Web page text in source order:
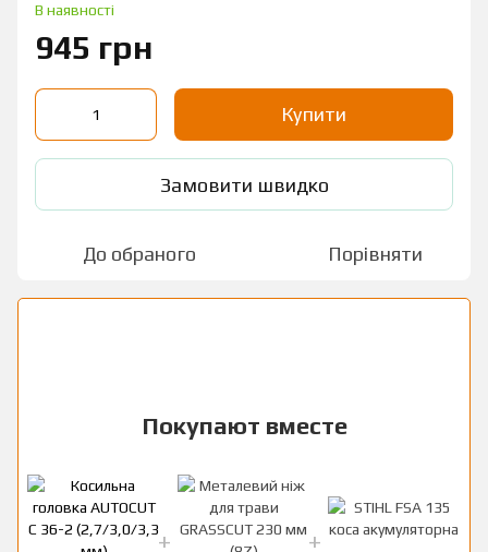
В наявності
945 грн
Купити
Замовити швидко
До обраного Порівняти
Покупают вместе